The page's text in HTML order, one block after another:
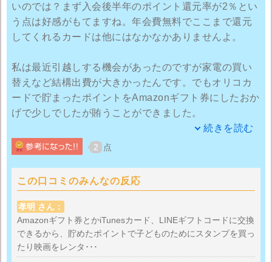
いのでは？まず入会後半年のポイント還元率が2％とい
う点は好感がもてますね。年会費無料でここまで還元
してくれるカードは他にはなかなかありませんよ。
私は最近引越しする機会があったのですが家電の買い
替えなど結構出費が大きかったんです。でもオリコカ
ードで貯まったポイントをAmazonギフト券にしたおか
げで少しでしたが賄うことができました。
本当だったらもっとかかっていたので本当に助かりま
した。あとはオリコカードはLINEのギフトコードに変
えられるのでスタンプ買いたい時にリアルタイムで交
換できるのは便利です。
ただ注意したいのがポイントに有効期限があるってい
うことですね！期限を忘れたらちょっと損しちゃいま
す。そこだけ注意すれば本当に良いクレジットカード
続きを読む
2 点
この口コミのみんなの反応
孝明 さん：
Amazonギフト券とかiTunesカード、LINEギフトコードに交換
できるから、貯めたポイントで子どものためにスタンプを買っ
たり映画をレンタ･･･